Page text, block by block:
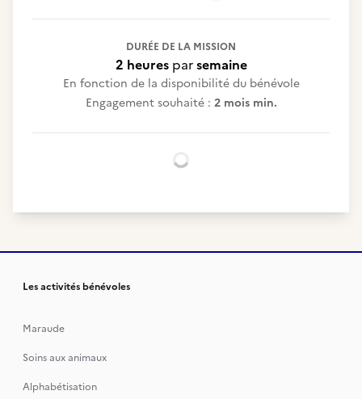
DURÉE DE LA MISSION
2 heuresparsemaine
En fonction de la disponibilité du bénévole
Engagement souhaité : 2 mois min.
Chargement...
Les activités bénévoles
Maraude
Soins aux animaux
Alphabétisation